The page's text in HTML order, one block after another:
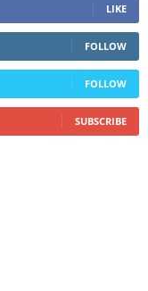
LIKE
FOLLOW
FOLLOW
SUBSCRIBE